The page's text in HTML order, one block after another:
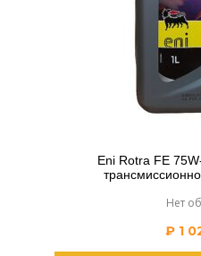
Eni Rotra FE
Нет
₽ 1